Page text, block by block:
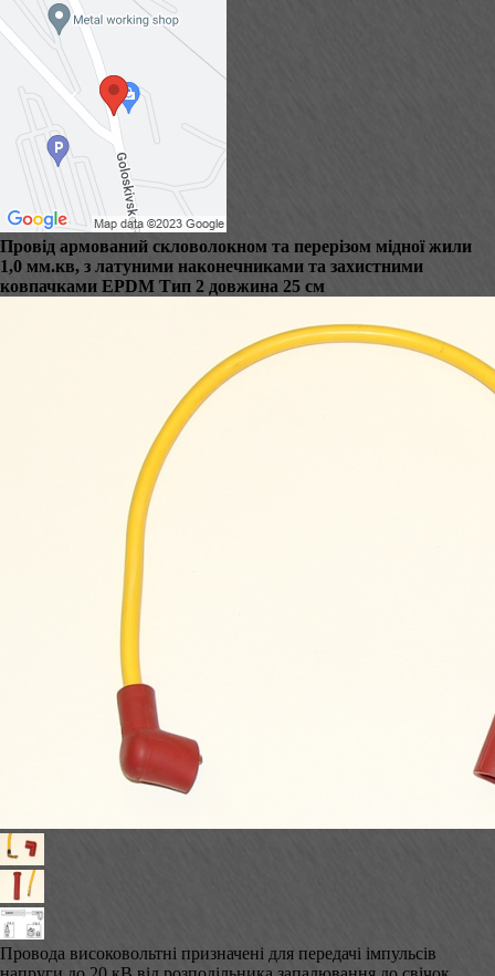
Провід армований скловолокном та перерізом мідної жили
1,0 мм.кв, з латуними наконечниками та захистними
ковпачками EPDM Тип 2 довжина 25 см
Провода високовольтні призначені для передачі імпульсів